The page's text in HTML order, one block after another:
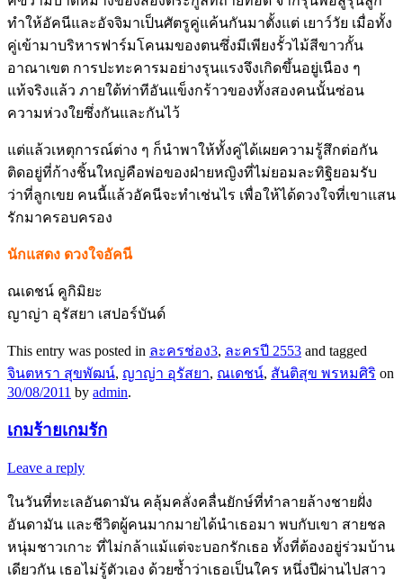
ทำให้อัคนีและอัจจิมาเป็นศัตรูคู่แค้นกันมาตั้งแต่ เยาว์วัย เมื่อทั้ง
คู่เข้ามาบริหารฟาร์มโคนมของตนซึ่งมีเพียงรั้วไม้สีขาวกั้น
อาณาเขต การปะทะคารมอย่างรุนแรงจึงเกิดขึ้นอยู่เนือง ๆ
แท้จริงแล้ว ภายใต้ท่าทีอันแข็งกร้าวของทั้งสองคนนั้นซ่อน
ความห่วงใยซึ่งกันและกันไว้
แต่แล้วเหตุการณ์ต่าง ๆ ก็นำพาให้ทั้งคู่ได้เผยความรู้สึกต่อกัน
ติดอยู่ที่ก้างชิ้นใหญ่คือพ่อของฝ่ายหญิงที่ไม่ยอมละทิฐิยอมรับ
ว่าที่ลูกเขย คนนี้แล้วอัคนีจะทำเช่นไร เพื่อให้ได้ดวงใจที่เขาแสน
รักมาครอบครอง
นักแสดง ดวงใจอัคนี
ณเดชน์ คูกิมิยะ
ญาญ่า อุรัสยา เสปอร์บันด์
This entry was posted in ละครช่อง3, ละครปี 2553 and tagged
จินตหรา สุขพัฒน์, ญาญ่า อุรัสยา, ณเดชน์, สันติสุข พรหมศิริ on
30/08/2011 by admin.
เกมร้ายเกมรัก
Leave a reply
ในวันที่ทะเลอันดามัน คลุ้มคลั่งคลื่นยักษ์ที่ทำลายล้างชายฝั่ง
อันดามัน และชีวิตผู้คนมากมายได้นำเธอมา พบกับเขา สายชล
หนุ่มชาวเกาะ ที่ไม่กล้าแม้แต่จะบอกรักเธอ ทั้งที่ต้องอยู่ร่วมบ้าน
เดียวกัน เธอไม่รู้ตัวเอง ด้วยซ้ำว่าเธอเป็นใคร หนึ่งปีผ่านไปสาว